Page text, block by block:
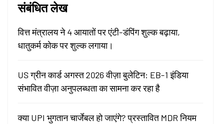
संबंधित लेख
वित्त मंत्रालय ने 4 आयातों पर एंटी-डंपिंग शुल्क बढ़ाया,
धातुकर्म कोक पर शुल्क लगाया।
US ग्रीन कार्ड अगस्त 2026 वीज़ा बुलेटिन: EB-1 इंडिया
संभावित वीज़ा अनुपलब्धता का सामना कर रहा है
क्या UPI भुगतान चार्जेबल हो जाएंगे? प्रस्तावित MDR नियम